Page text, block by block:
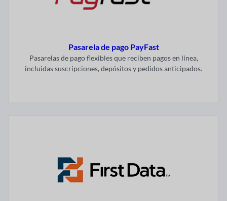
Pasarela de pago PayFast
Pasarelas de pago flexibles que reciben pagos en línea,
incluidas suscripciones, depósitos y pedidos anticipados.